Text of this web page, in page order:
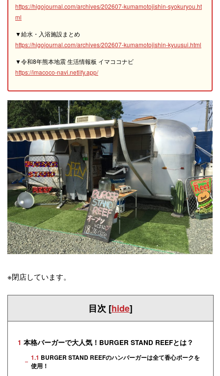
https://higojournal.com/archives/202607-kumamotojishin-syokuryou.ht
ml
▼給水・入浴施設まとめ
https://higojournal.com/archives/202607-kumamotojishin-kyuusui.html
▼令和8年熊本地震 生活情報板 イマココナビ
https://imacoco-navi.netlify.app/
※閉店しています。
目次 [hide]
1 本格バーガーで大人気！BURGER STAND REEFとは？
1.1 BURGER STAND REEFのハンバーガーは全て香心ポークを
使用！